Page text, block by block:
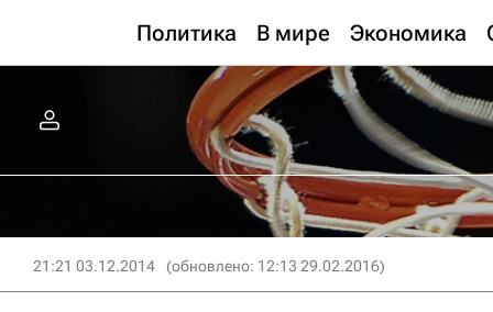
Политика В мире Экономика
21:21 03.12.2014 (обновлено: 12:13 29.02.2016)